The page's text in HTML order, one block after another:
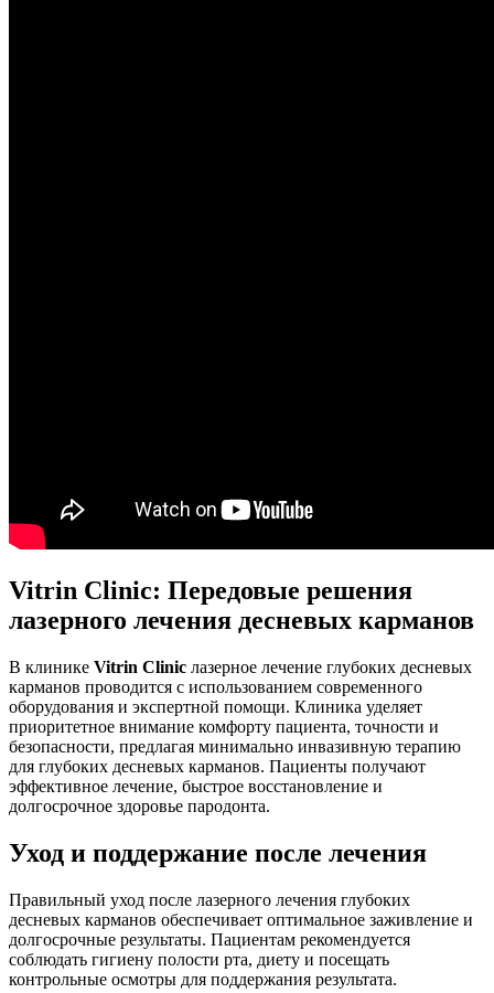
Vitrin Clinic: Передовые решения
лазерного лечения десневых карманов
В клинике Vitrin Clinic лазерное лечение глубоких десневых
карманов проводится с использованием современного
оборудования и экспертной помощи. Клиника уделяет
приоритетное внимание комфорту пациента, точности и
безопасности, предлагая минимально инвазивную терапию
для глубоких десневых карманов. Пациенты получают
эффективное лечение, быстрое восстановление и
долгосрочное здоровье пародонта.
Уход и поддержание после лечения
Правильный уход после лазерного лечения глубоких
десневых карманов обеспечивает оптимальное заживление и
долгосрочные результаты. Пациентам рекомендуется
соблюдать гигиену полости рта, диету и посещать
контрольные осмотры для поддержания результата.